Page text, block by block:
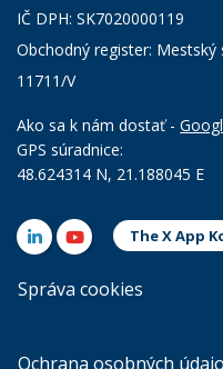
IČ DPH: SK7020000119
Obchodný register: Mestský
11711/V
Ako sa k nám dostať -
GPS súradnice:
48.624314 N, 21.188045 E
The X App
Správa cookies
Ochrana osobných